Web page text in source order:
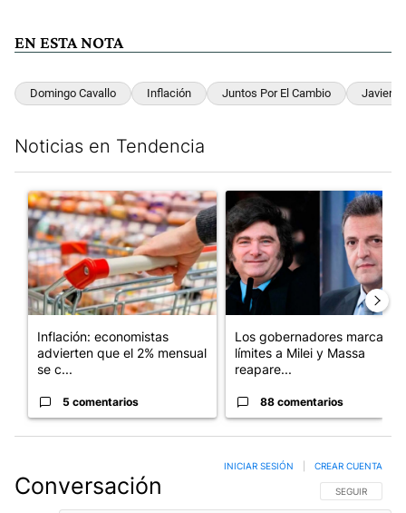
EN ESTA NOTA
Domingo Cavallo Inflación Juntos Por El Cambio Javier
Noticias en Tendencia
Un artículo de tendencia con el título "Inflación: economistas
Inflación: economistas
advierten que el 2% mensual
se c...
5 comentarios
Un artículo de tendencia
Los gobernadores marcan
límites a Milei y Massa
reapare...
88 comentarios
Conversación SIGA ESTA
SEGUIR
INICIAR SESIÓN CREAR CUENTA